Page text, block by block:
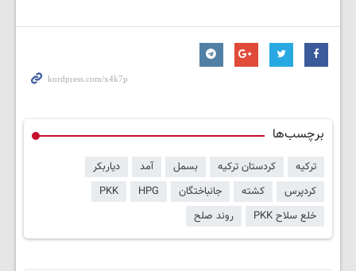
برچسب‌ها
ترکیه کردستان ترکیه بسمل آمد
دیاربکر
کردپرس
کشته جانباختگان HPG
PKK
خلع سلاح PKK
روند صلح